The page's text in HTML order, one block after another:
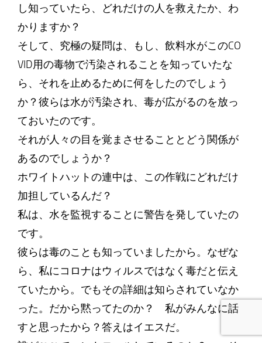
し知っていたら、どれだけの人を救えたか、わ
かりますか？
そして、究極の疑問は、もし、飲料水がこのCO
VID用の毒物で汚染されることを知っていたな
ら、それを止めるために何をしたのでしょう
か？彼らは水が汚染され、毒が広がるのを放っ
ておいたのです。
それが人々の目を覚まさせることとどう関係が
あるのでしょうか？
ホワイトハットの連中は、この作戦にどれだけ
加担しているんだ？
私は、水を監視することに警告を発していたの
です。
彼らは毒のことも知っていましたから。なぜな
ら、私にコロナはウィルスではなく毒だと伝え
ていたから。でもその詳細は知らされていなか
った。だから黙ってたのか？ 私がみんなに話
すと思ったから？答えはイエスだ。